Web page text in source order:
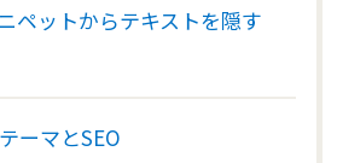
ペットからテキストを隠す
ーマとSEO